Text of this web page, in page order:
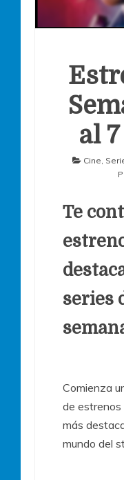
al
Cine
Te
series
Comienza
de estrenos
más
mundo del